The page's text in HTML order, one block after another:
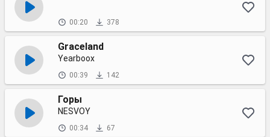
00:20 378
Graceland
Yearboox
00:39 142
Горы
NESVOY
00:34 67